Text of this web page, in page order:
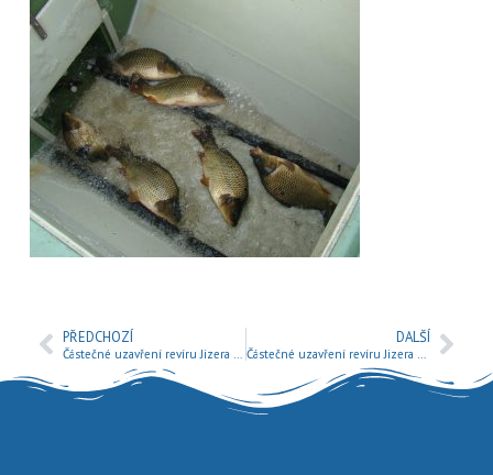
PŘEDCHOZÍ
Částečné uzavření revíru Jizera 4 č. 411027
DALŠÍ
Částečné uzavření revíru Jizera 4 č. 411027.